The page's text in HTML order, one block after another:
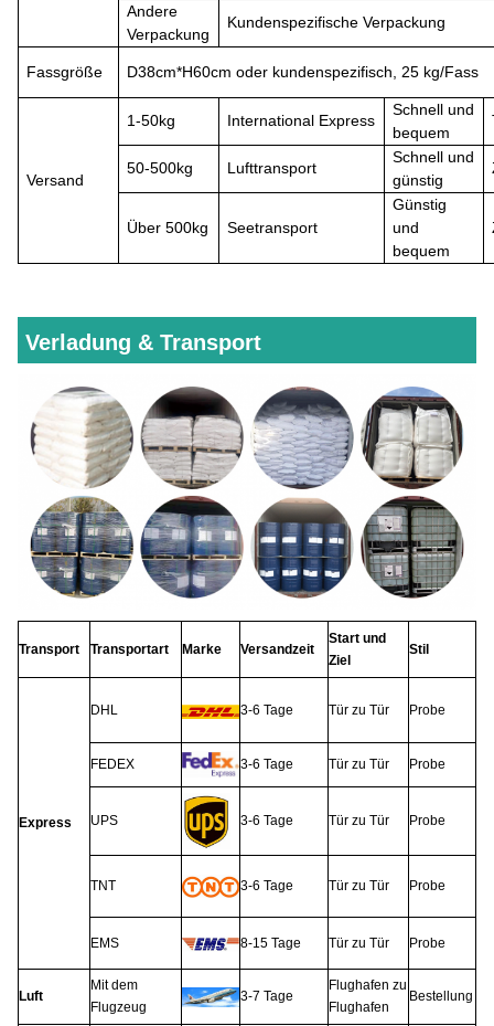
Andere
Verpackung
Kundenspezifische Verpackung
Fassgröße D38cm*H60cm oder kundenspezifisch, 25 kg/Fass
Versand
1-50kg International Express
Schnell und
bequem
50-500kg Lufttransport
Schnell und
günstig
Über 500kg Seetransport
Günstig
und
bequem
Verladung & Transport
Transport Transportart Marke Versandzeit
Start und
Ziel
Stil
Express
DHL 3-6 Tage Tür zu Tür Probe
FEDEX 3-6 Tage Tür zu Tür Probe
UPS 3-6 Tage Tür zu Tür Probe
TNT 3-6 Tage Tür zu Tür Probe
EMS 8-15 Tage Tür zu Tür Probe
Luft
Mit dem
Flugzeug
3-7 Tage
Flughafen zu
Flughafen
Bestellung